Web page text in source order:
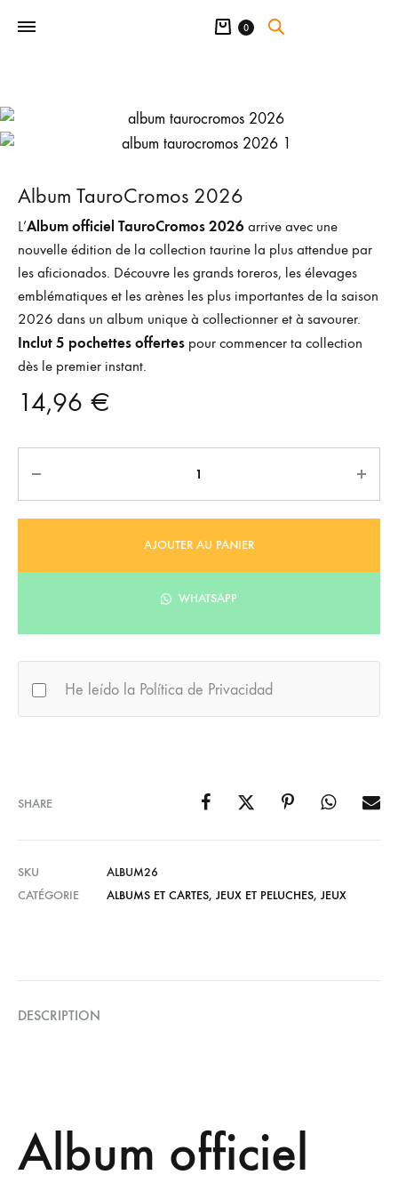
Panier
0
Album TauroCromos 2026
L’Album officiel TauroCromos 2026 arrive avec une
nouvelle édition de la collection taurine la plus attendue par
les aficionados. Découvre les grands toreros, les élevages
emblématiques et les arènes les plus importantes de la saison
2026 dans un album unique à collectionner et à savourer.
Inclut 5 pochettes offertes pour commencer ta collection
dès le premier instant.
14,96 €
AJOUTER AU PANIER
WHATSAPP
He leído la Política de Privacidad
SHARE
SKU
ALBUM26
CATÉGORIE
ALBUMS ET CARTES, JEUX ET PELUCHES, JEUX
DESCRIPTION
Album officiel